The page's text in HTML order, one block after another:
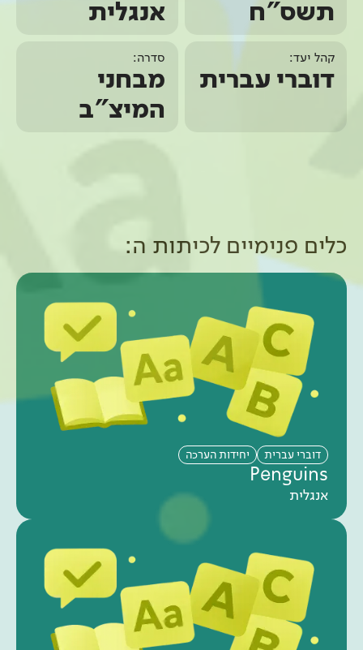
תשס"ח אנגלית
קהל יעד:
דוברי עברית
סדרה:
מבחני
המיצ"ב
כלים פנימיים לכיתות ה:
דוברי עברית יחידות הערכה
Penguins
אנגלית